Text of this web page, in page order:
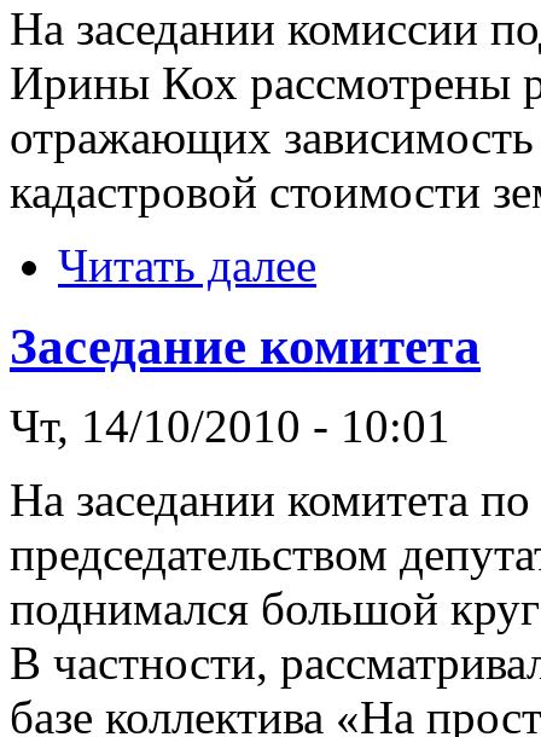
На заседании комиссии
Ирины Кох рассмотрены
отражающих
кадастровой стоимости
Читать далее
Заседание комитета
Чт, 14/10/2010 - 10:01
На заседании комитета
председательством
поднимался большой
В частности,
базе коллектива «На